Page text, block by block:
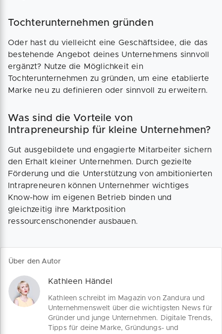
Tochterunternehmen gründen
Oder hast du vielleicht eine Geschäftsidee, die das
bestehende Angebot deines Unternehmens sinnvoll
ergänzt? Nutze die Möglichkeit ein
Tochterunternehmen zu gründen, um eine etablierte
Marke neu zu definieren oder sinnvoll zu erweitern.
Was sind die Vorteile von
Intrapreneurship für kleine Unternehmen?
Gut ausgebildete und engagierte Mitarbeiter sichern
den Erhalt kleiner Unternehmen. Durch gezielte
Förderung und die Unterstützung von ambitionierten
Intrapreneuren können Unternehmer wichtiges
Know-how im eigenen Betrieb binden und
gleichzeitig ihre Marktposition
ressourcenschonender ausbauen.
Über den Autor
Kathleen Händel
Kathleen schreibt im Magazin von Zandura und
Unternehmenswelt über die wichtigsten News für
Gründer und junge Unternehmen. Digitale Trends,
Tipps für deine Marke, Gründungs- und